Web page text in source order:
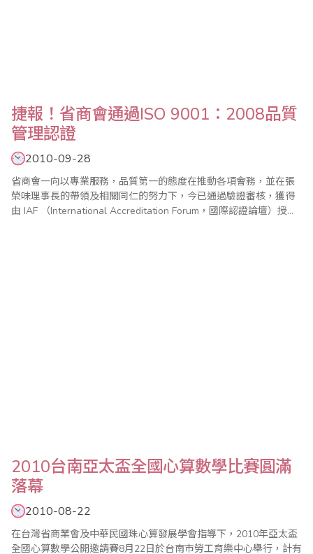
捷報！省商會通過ISO 9001：2008品質
管理認證
2010-09-28
省商會一向以專業服務，品質第一的態度在推動各項會務，並在張
榮味理事長的帶領及相關同仁的努力下，今已通過驗證審核，獲得
由 IAF （International Accreditation Forum，國際認證論壇）授權
2010台南亞太盃全國心算數學比賽圓滿
落幕
2010-08-22
在台灣省商業會及中華民國珠心算發展學會指導下，2010年亞太盃
全國心算數學公開邀請賽8月22日於台南市勞工育樂中心舉行，計有